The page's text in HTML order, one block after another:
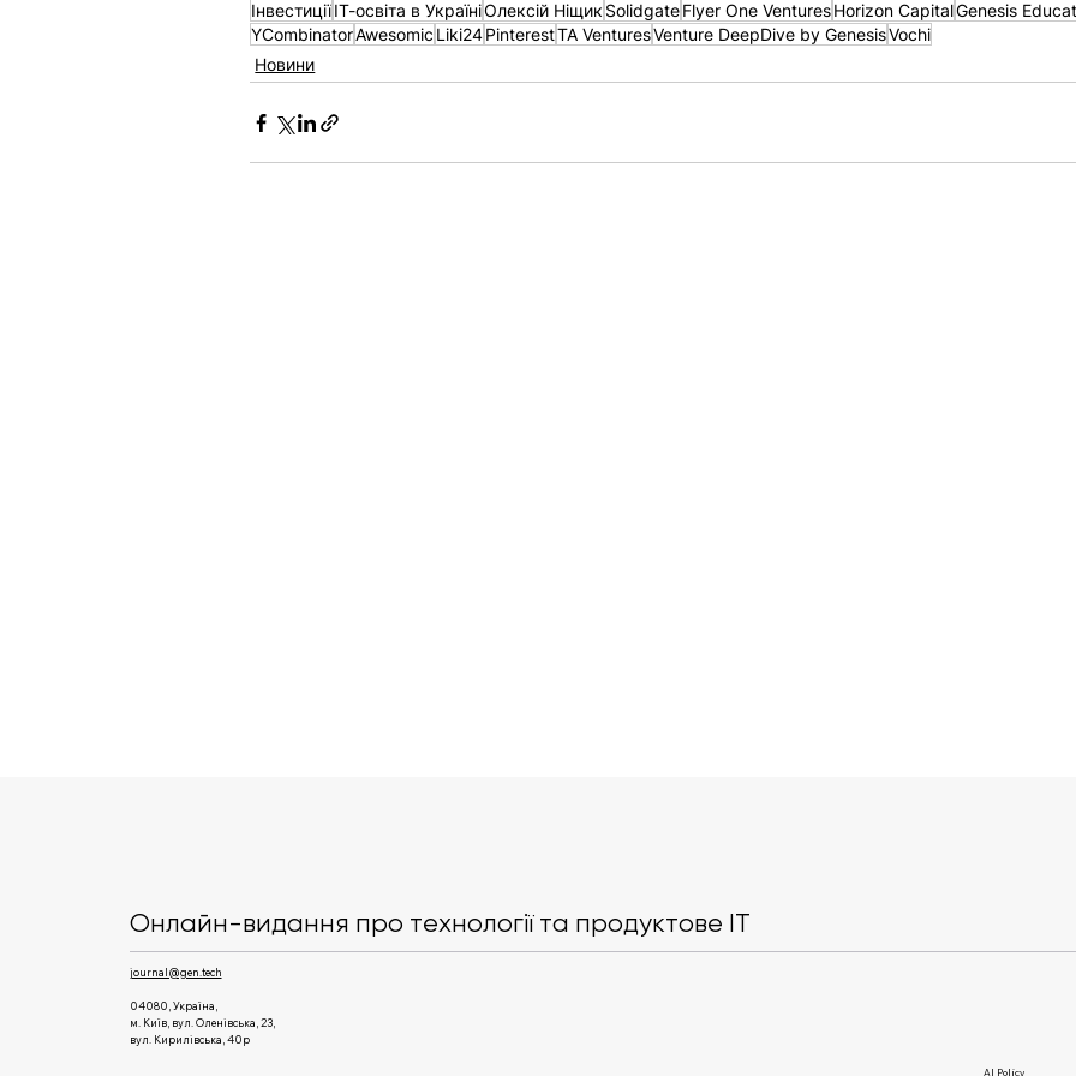
ІнвестиціїІТ-освіта в УкраїніОлексій Ніщик SolidgateFlyer One VenturesHorizon CapitalGenesis
YCombinatorAwesomic Liki24PinterestTA VenturesVenture DeepDive by GenesisVochi
Новини
фахівцями Genesis
Онлайн-видання про технології та продуктове IT
journal@gen.tech
04080, Україна,
м. Київ, вул. Оленівська, 23,​
вул. Кирилівська, 40р
AI Policy